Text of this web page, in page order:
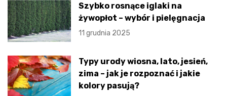
Szybko rosnące iglaki na
żywopłot – wybór i pielęgnacja
11 grudnia 2025
Typy urody wiosna, lato, jesień,
zima – jak je rozpoznać i jakie
kolory pasują?